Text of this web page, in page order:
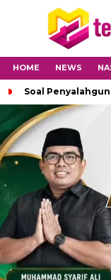
HOME NEWS
Soal